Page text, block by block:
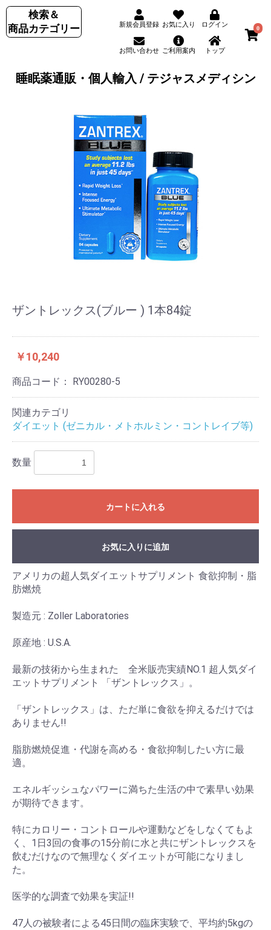
検索＆
商品カテゴリー
新規会員登録 お気に入り ログイン
お問い合わせ ご利用案内 トップ
0
睡眠薬通販・個人輸入 / テジャスメディシン
ザントレックス(ブルー ) 1本84錠
￥10,240
商品コード： RY00280-5
関連カテゴリ
ダイエット (ゼニカル・メトホルミン・コントレイブ等)
数量
カートに入れる
お気に入りに追加
アメリカの超人気ダイエットサプリメント 食欲抑制・脂
肪燃焼
製造元 : Zoller Laboratories
原産地 : U.S.A.
最新の技術から生まれた 全米販売実績NO.1 超人気ダイ
エットサプリメント 「ザントレックス」。
「ザントレックス」は、ただ単に食欲を抑えるだけでは
ありません!!
脂肪燃焼促進・代謝を高める・食欲抑制したい方に最
適。
エネルギッシュなパワーに満ちた生活の中で素早い効果
が期待できます。
特にカロリー・コントロールや運動などをしなくてもよ
く、1日3回の食事の15分前に水と共にザントレックスを
飲むだけなので無理なくダイエットが可能になりまし
た。
医学的な調査で効果を実証!!
47人の被験者による45日間の臨床実験で、平均約5kgの